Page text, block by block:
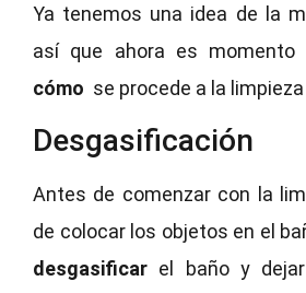
Ya tenemos una idea de la
así que ahora es momento
cómo se procede a la
Desgasificación
Antes de comenzar con la
de colocar los objetos en el
desgasificar el baño y